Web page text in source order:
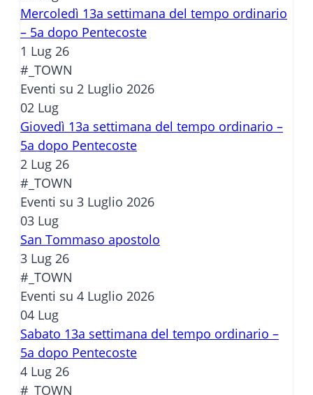
Mercoledì 13a settimana del tempo ordinario
– 5a dopo Pentecoste
1 Lug 26
#_TOWN
Eventi su 2 Luglio 2026
02 Lug
Giovedì 13a settimana del tempo ordinario –
5a dopo Pentecoste
2 Lug 26
#_TOWN
Eventi su 3 Luglio 2026
03 Lug
San Tommaso apostolo
3 Lug 26
#_TOWN
Eventi su 4 Luglio 2026
04 Lug
Sabato 13a settimana del tempo ordinario –
5a dopo Pentecoste
4 Lug 26
#_TOWN